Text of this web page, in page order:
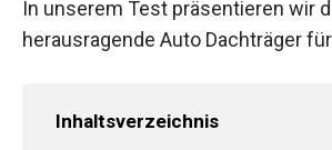
In unserem Test präsentieren wir
herausragende Auto Dachträger
Inhaltsverzeichnis